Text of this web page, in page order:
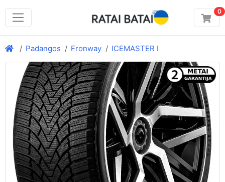
0
Padangos Fronway ICEMASTER I